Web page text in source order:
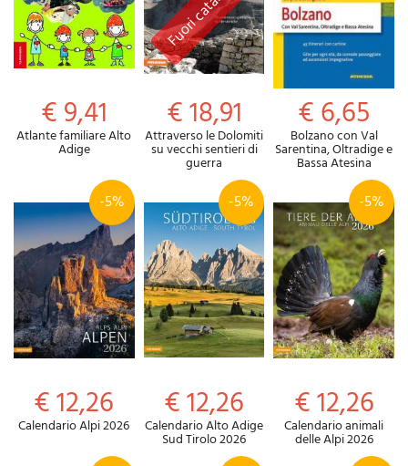
€ 9,41
Atlante familiare Alto
Adige
€ 18,91
Attraverso le Dolomiti
su vecchi sentieri di
guerra
€ 6,65
Bolzano con Val
Sarentina, Oltradige e
Bassa Atesina
-5%
€ 12,26
Calendario Alpi 2026
-5%
€ 12,26
Calendario Alto Adige
Sud Tirolo 2026
-5%
€ 12,26
Calendario animali
delle Alpi 2026